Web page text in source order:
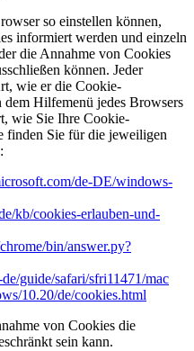
so einstellen können,
informiert werden und einzeln
die Annahme von Cookies
können. Jeder
wie er die Cookie-
Hilfemenü jedes Browsers
wie Sie Ihre Cookie-
finden Sie für die jeweiligen
de-DE/windows-
kb/cookies-erlauben-und-
bin/answer.py?
guide/safari/sfri11471/mac
10.20/de/cookies.html
von Cookies die
sein kann.